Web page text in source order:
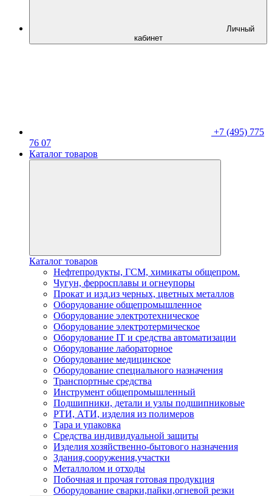
Личный
кабинет
+7 (495) 775
76 07
Каталог товаров
Каталог товаров
Нефтепродукты, ГСМ, химикаты общепром.
Чугун, ферросплавы и огнеупоры
Прокат и изд.из черных, цветных металлов
Оборудование общепромышленное
Оборудование электротехническое
Оборудование электротермическое
Оборудование IT и средства автоматизации
Оборудование лабораторное
Оборудование медицинское
Оборудование специального назначения
Транспортные средства
Инструмент общепромышленный
Подшипники, детали и узлы подшипниковые
РТИ, АТИ, изделия из полимеров
Тара и упаковка
Средства индивидуальной защиты
Изделия хозяйственно-бытового назначения
Здания,сооружения,участки
Металлолом и отходы
Побочная и прочая готовая продукция
Оборудование сварки,пайки,огневой резки